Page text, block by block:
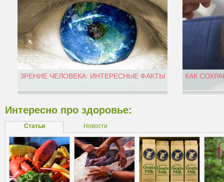
ЗРЕНИЕ ЧЕЛОВЕКА: ИНТЕРЕСНЫЕ ФАКТЫ КАК
Интересно про здоровье:
Статьи Новости